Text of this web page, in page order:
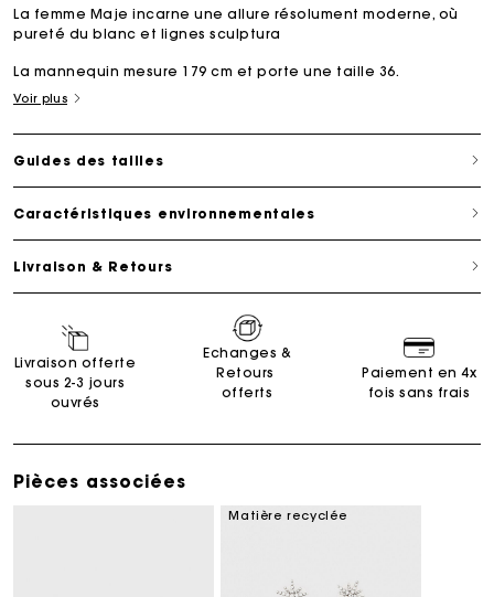
La femme Maje incarne une allure résolument moderne, où
pureté du blanc et lignes sculptura
La mannequin mesure 179 cm et porte une taille 36.
Voir plus
Guides des tailles
Caractéristiques environnementales
Livraison & Retours
Livraison offerte
sous 2-3 jours
ouvrés
Echanges &
Retours
offerts
Paiement en 4x
fois sans frais
Pièces associées
Matière recyclée